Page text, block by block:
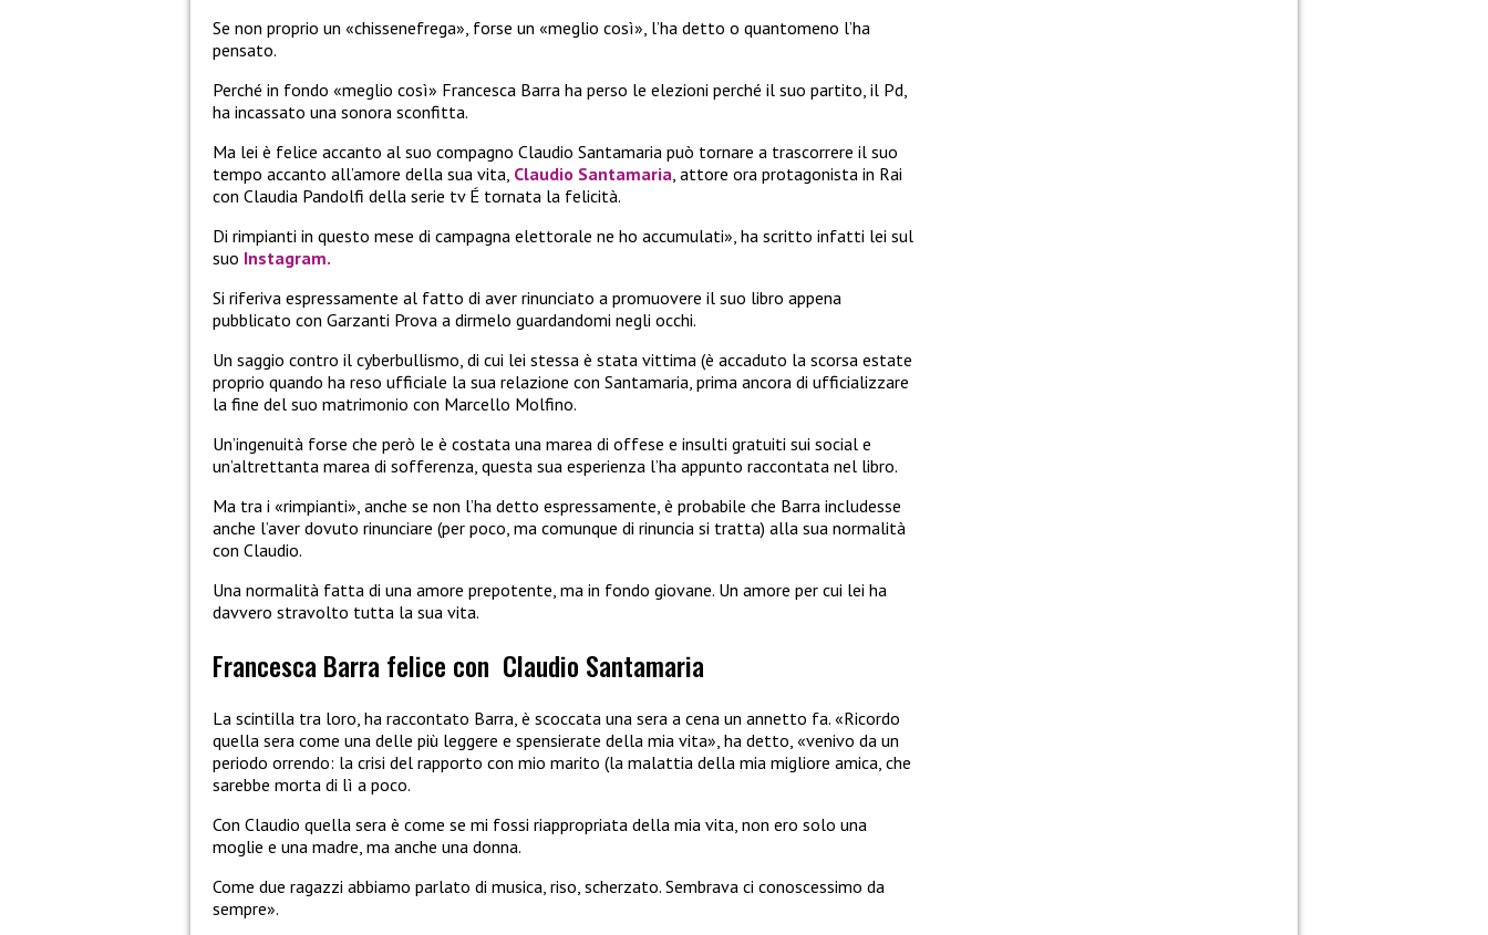
Se non proprio un «chissenefrega», forse un «meglio così», l’ha detto o quantomeno l’ha
pensato.
Perché in fondo «meglio così» Francesca Barra ha perso le elezioni perché il suo partito, il Pd,
ha incassato una sonora sconfitta.
Ma lei è felice accanto al suo compagno Claudio Santamaria può tornare a trascorrere il suo
tempo accanto all’amore della sua vita, Claudio Santamaria , attore ora protagonista in Rai
con Claudia Pandolfi della serie tv É tornata la felicità.
Di rimpianti in questo mese di campagna elettorale ne ho accumulati», ha scritto infatti lei sul
suo Instagram.
Si riferiva espressamente al fatto di aver rinunciato a promuovere il suo libro appena
pubblicato con Garzanti Prova a dirmelo guardandomi negli occhi.
Un saggio contro il cyberbullismo, di cui lei stessa è stata vittima (è accaduto la scorsa estate
proprio quando ha reso ufficiale la sua relazione con Santamaria, prima ancora di ufficializzare
la fine del suo matrimonio con Marcello Molfino.
Un’ingenuità forse che però le è costata una marea di offese e insulti gratuiti sui social e
un’altrettanta marea di sofferenza, questa sua esperienza l’ha appunto raccontata nel libro.
Ma tra i «rimpianti», anche se non l’ha detto espressamente, è probabile che Barra includesse
anche l’aver dovuto rinunciare (per poco, ma comunque di rinuncia si tratta) alla sua normalità
con Claudio.
Una normalità fatta di una amore prepotente, ma in fondo giovane. Un amore per cui lei ha
davvero stravolto tutta la sua vita.
Francesca Barra felice con Claudio Santamaria
La scintilla tra loro, ha raccontato Barra, è scoccata una sera a cena un annetto fa. «Ricordo
quella sera come una delle più leggere e spensierate della mia vita», ha detto, «venivo da un
periodo orrendo: la crisi del rapporto con mio marito (la malattia della mia migliore amica, che
sarebbe morta di lì a poco.
Con Claudio quella sera è come se mi fossi riappropriata della mia vita, non ero solo una
moglie e una madre, ma anche una donna.
Come due ragazzi abbiamo parlato di musica, riso, scherzato. Sembrava ci conoscessimo da
sempre».